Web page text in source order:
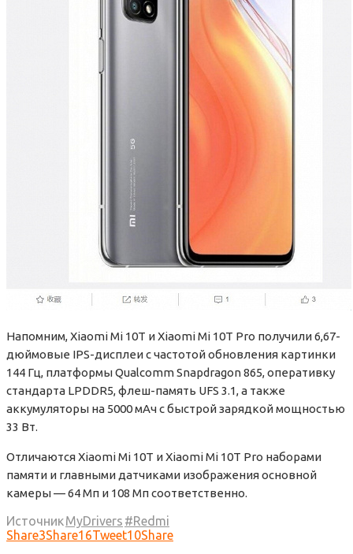
Напомним, Xiaomi Mi 10T и Xiaomi Mi 10T Pro получили 6,67-
дюймовые IPS-дисплеи с частотой обновления картинки
144 Гц, платформы Qualcomm Snapdragon 865, оперативку
стандарта LPDDR5, флеш-память UFS 3.1, а также
аккумуляторы на 5000 мАч с быстрой зарядкой мощностью
33 Вт.
Отличаются Xiaomi Mi 10T и Xiaomi Mi 10T Pro наборами
памяти и главными датчиками изображения основной
камеры — 64 Мп и 108 Мп соответственно.
ИсточникMyDrivers
Redmi
Share3Share16Tweet10Share